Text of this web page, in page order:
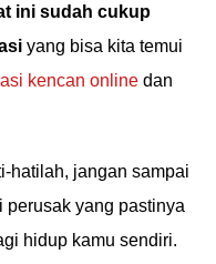
ini sudah cukup
yang bisa kita temui
kencan online dan
hatilah, jangan sampai
yang pastinya
hidup kamu sendiri.